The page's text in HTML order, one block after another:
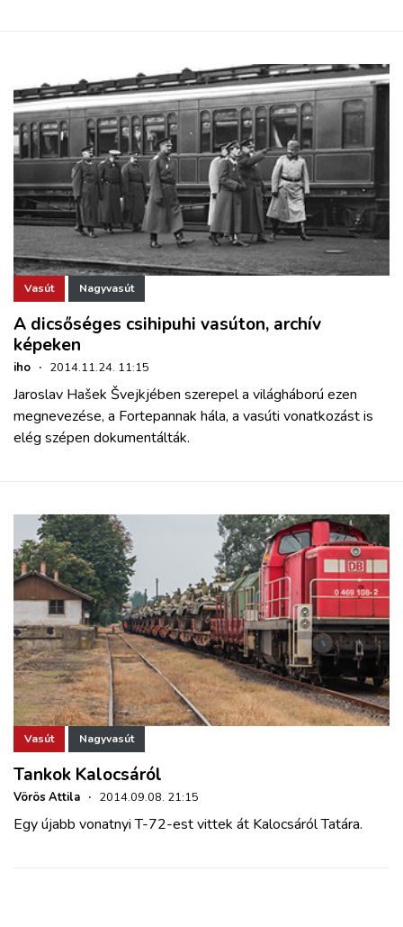
Vasút Nagyvasút
A dicsőséges csihipuhi vasúton, archív
képeken
iho · 2014.11.24. 11:15
Jaroslav Hašek Švejkjében szerepel a világháború ezen
megnevezése, a Fortepannak hála, a vasúti vonatkozást is
elég szépen dokumentálták.
Vasút Nagyvasút
Tankok Kalocsáról
Vörös Attila · 2014.09.08. 21:15
Egy újabb vonatnyi T-72-est vittek át Kalocsáról Tatára.